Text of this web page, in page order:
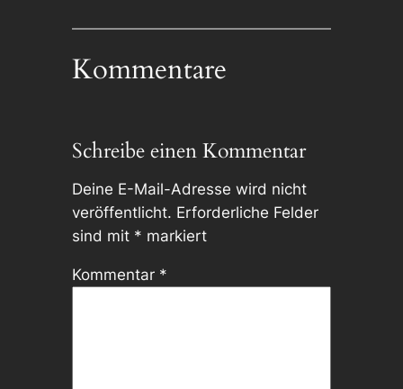
Kommentare
Schreibe einen Kommentar
Deine E-Mail-Adresse wird nicht
veröffentlicht. Erforderliche Felder
sind mit * markiert
Kommentar *